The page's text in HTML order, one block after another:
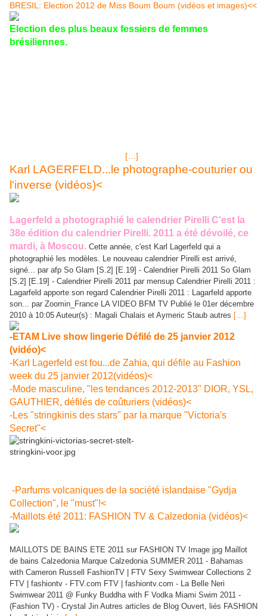
BRESIL: Election 2012 de Miss Boum Boum (vidéos et images)<<
Election des plus beaux fessiers de femmes
brésiliennes.
[…]
Karl LAGERFELD...le photographe-couturier ou
l'inverse (vidéos)<
Lagerfeld a photographié le calendrier Pirelli C'est la
38e édition du calendrier Pirelli. 2011 a été dévoilé, ce
mardi, à Moscou. Cette année, c'est Karl Lagerfeld qui a
photographié les modèles. Le nouveau calendrier Pirelli est arrivé,
signé... par afp So Glam [S.2] [E.19] - Calendrier Pirelli 2011 So Glam
[S.2] [E.19] - Calendrier Pirelli 2011 par mensup Calendrier Pirelli 2011 :
Lagarfeld apporte son regard Calendrier Pirelli 2011 : Lagarfeld apporte
son... par Zoomin_France LA VIDEO BFM TV Publié le 01er décembre
2010 à 10:05 Auteur(s) : Magali Chalais et Aymeric Staub autres […]
-ETAM Live show lingerie Défilé de 25 janvier 2012
(vidéo)<
-Karl Lagerfeld est fou...de Zahia, qui défile au Fashion
week du 25 janvier 2012(vidéos)<
-Mode masculine, "les tendances 2012-2013" DIOR, YSL,
GAUTHIER, défilés de coûturiers (vidéos)<
-Les "stringkinis des stars" par la marque "Victoria's
Secret"<
-Parfums volcaniques de la société islandaise "Gydja
Collection", le "must"!<
-Maillots été 2011: FASHION TV & Calzedonia (vidéos)<
MAILLOTS DE BAINS ETE 2011 sur FASHION TV Image jpg Maillot
de bains Calzedonia Marque Calzedonia SUMMER 2011 - Bahamas
with Cameron Russell FashionTV | FTV Sexy Swimwear Collections 2
FTV | fashiontv - FTV.com FTV | fashiontv.com - La Belle Neri
Swimwear 2011 @ Funky Buddha with F Vodka Miami Swim 2011 -
(Fashion TV) - Crystal Jin Autres articles de Blog Ouvert, liés FASHION